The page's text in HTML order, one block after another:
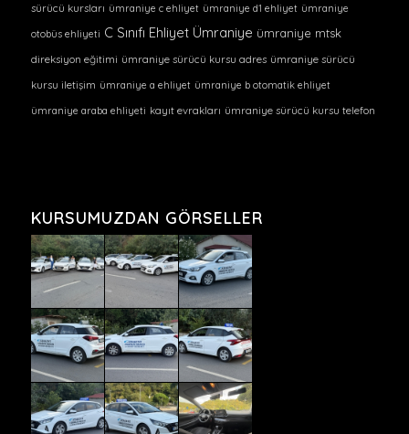
sürücü kursları ümraniye c ehliyet ümraniye d1 ehliyet ümraniye
otobüs ehliyeti C Sınıfı Ehliyet Ümraniye ümraniye mtsk
direksiyon eğitimi ümraniye sürücü kursu adres ümraniye sürücü
kursu iletişim ümraniye a ehliyet ümraniye b otomatik ehliyet
ümraniye araba ehliyeti kayıt evrakları ümraniye sürücü kursu telefon
KURSUMUZDAN GÖRSELLER